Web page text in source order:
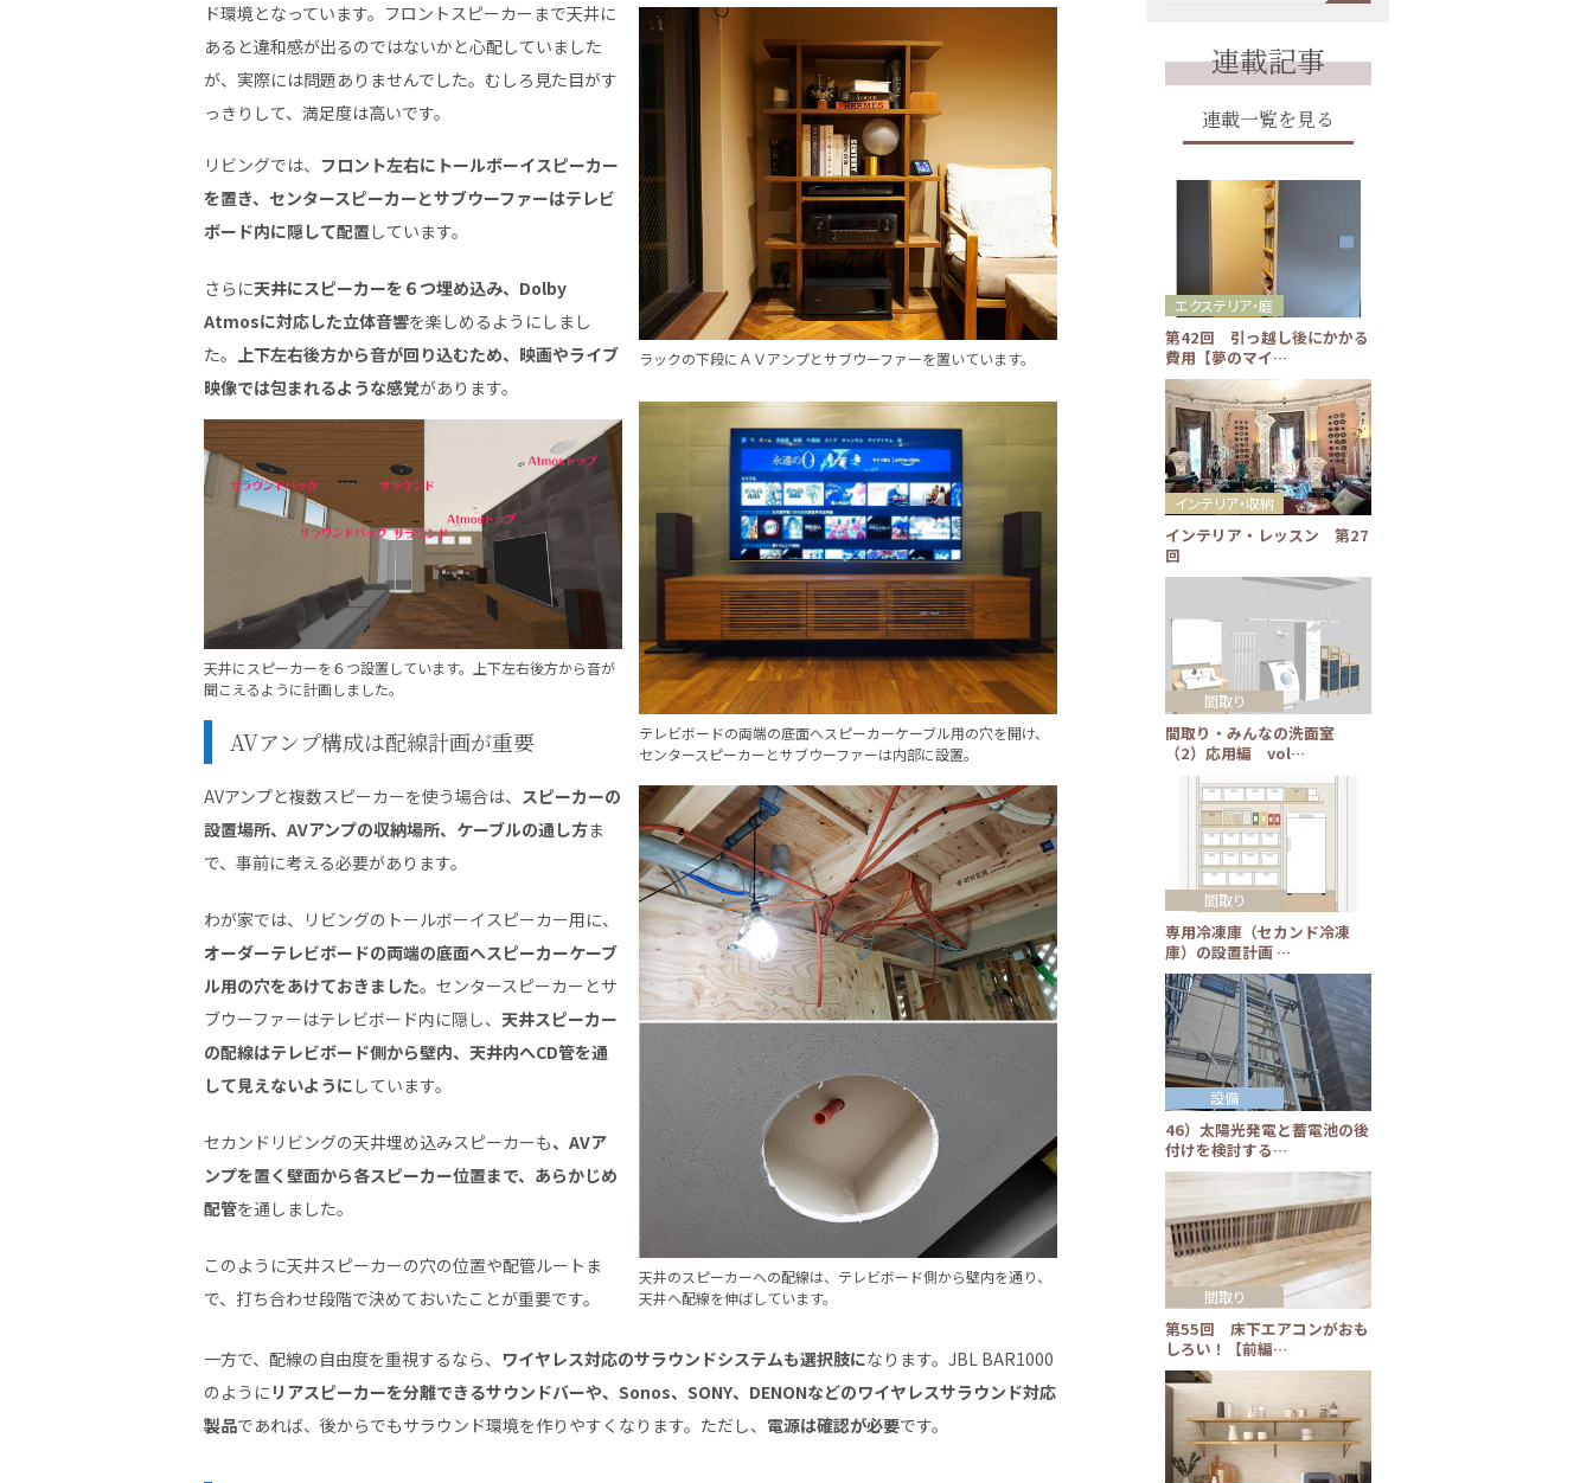
ド環境となっています。フロントスピーカーまで天井に
あると違和感が出るのではないかと心配していました
が、実際には問題ありませんでした。むしろ見た目がす
っきりして、満足度は高いです。
ラックの下段にＡＶアンプとサブウーファーを置いています。
リビングでは、 フロント左右にトールボーイスピーカー
を置き、センタースピーカーとサブウーファーはテレビ
ボード内に隠して配置 しています。
さらに天井にスピーカーを６つ埋め込み、Dolby
Atmosに対応した立体音響を楽しめるようにしまし
た。 上下左右後方から音が回り込むため、映画やライブ
映像では包まれるような感覚があります。
天井にスピーカーを６つ設置しています。上下左右後方から音が
聞こえるように計画しました。
AVアンプ構成は配線計画が重要
AVアンプと複数スピーカーを使う場合は、 スピーカーの
設置場所、AVアンプの収納場所、ケーブルの通し方ま
で、事前に考える必要があります。
わが家では、リビングのトールボーイスピーカー用に、
オーダーテレビボードの両端の底面へスピーカーケーブ
ル用の穴をあけておきました。センタースピーカーとサ
ブウーファーはテレビボード内に隠し、 天井スピーカー
の配線はテレビボード側から壁内、天井内へCD管を通
して見えないように しています。
セカンドリビングの天井埋め込みスピーカーも、AVア
ンプを置く壁面から各スピーカー位置まで、あらかじめ
配管を通しました。
このように天井スピーカーの穴の位置や配管ルートま
で、打ち合わせ段階で決めておいたことが重要です。
テレビボードの両端の底面へスピーカーケーブル用の穴を開け、
センタースピーカーとサブウーファーは内部に設置。
天井のスピーカーへの配線は、テレビボード側から壁内を通り、
天井へ配線を伸ばしています。
一方で、配線の自由度を重視するなら、 ワイヤレス対応のサラウンドシステムも選択肢になります。JBL BAR1000
のように リアスピーカーを分離できるサウンドバーや、Sonos、SONY、DENONなどのワイヤレスサラウンド対応
製品であれば、後からでもサラウンド環境を作りやすくなります。ただし、 電源は確認が必要です。
連載記事
連載一覧を見る
第42回 引っ越し後にかかる
費用【夢のマイ…
エクステリア・庭
インテリア・レッスン 第27
回
インテリア・収納
間取り・みんなの洗面室
（2）応用編 vol…
間取り
専用冷凍庫（セカンド冷凍
庫）の設置計画 …
間取り
46）太陽光発電と蓄電池の後
付けを検討する…
設備
第55回 床下エアコンがおも
しろい！【前編…
間取り